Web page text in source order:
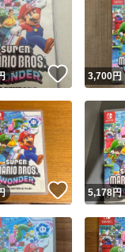
Yahoo!フ
安心取引出
いいね！
3,700円
いいね！
5,178円